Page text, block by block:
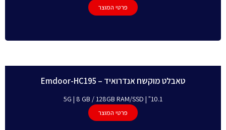
פרטי המוצר
טאבלט מוקשח אנדרואיד – Emdoor-HC195
10.1" | 5G | 8 GB / 128GB RAM/SSD
פרטי המוצר